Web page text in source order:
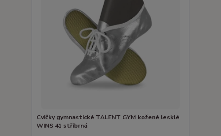
Cvičky gymnastické TALENT GYM kožené lesklé
WINS 41 stříbrná